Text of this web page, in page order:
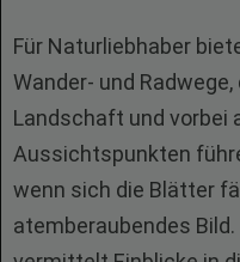
Für Naturliebhaber
Wander- und
Landschaft und vorbei
Aussichtspunkten
wenn sich die Blätter
atemberaubendes